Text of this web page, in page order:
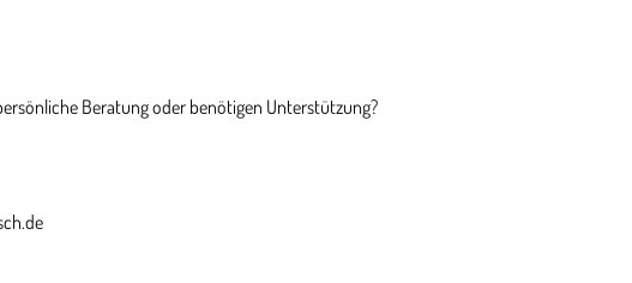
Beratung oder benötigen Unterstützung?